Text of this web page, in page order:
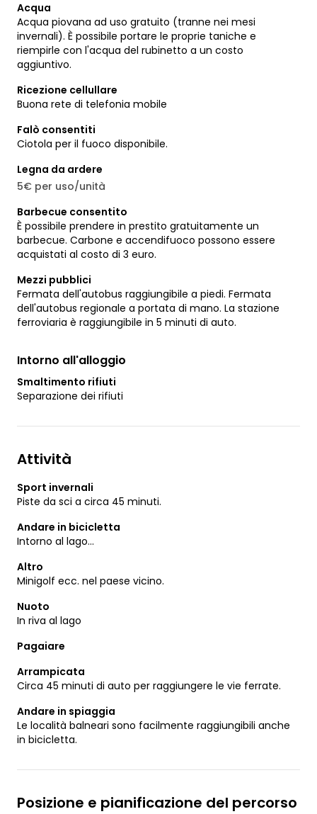
Acqua
Acqua piovana ad uso gratuito (tranne nei mesi
invernali). È possibile portare le proprie taniche e
riempirle con l'acqua del rubinetto a un costo
aggiuntivo.
Ricezione cellullare
Buona rete di telefonia mobile
Falò consentiti
Ciotola per il fuoco disponibile.
Legna da ardere
5€ per uso/unità
Barbecue consentito
È possibile prendere in prestito gratuitamente un
barbecue. Carbone e accendifuoco possono essere
acquistati al costo di 3 euro.
Mezzi pubblici
Fermata dell'autobus raggiungibile a piedi. Fermata
dell'autobus regionale a portata di mano. La stazione
ferroviaria è raggiungibile in 5 minuti di auto.
Intorno all'alloggio
Smaltimento rifiuti
Separazione dei rifiuti
Attività
Sport invernali
Piste da sci a circa 45 minuti.
Andare in bicicletta
Intorno al lago...
Altro
Minigolf ecc. nel paese vicino.
Nuoto
In riva al lago
Pagaiare
Arrampicata
Circa 45 minuti di auto per raggiungere le vie ferrate.
Andare in spiaggia
Le località balneari sono facilmente raggiungibili anche
in bicicletta.
Posizione e pianificazione del percorso